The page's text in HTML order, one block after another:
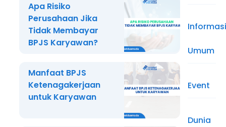
Apa Risiko
Perusahaan Jika
Tidak Membayar
BPJS Karyawan?
Manfaat BPJS
Ketenagakerjaan
untuk Karyawan
Informasi
Umum
Event
Dunia